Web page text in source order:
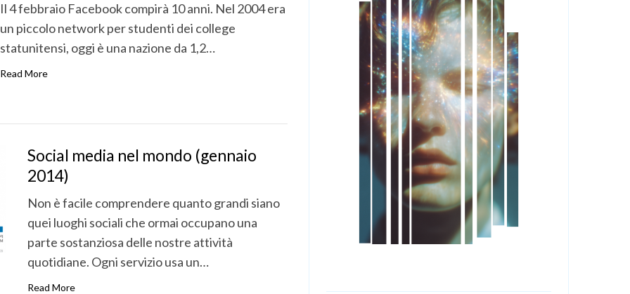
Il 4 febbraio Facebook compirà 10 anni. Nel 2004 era
un piccolo network per studenti dei college
statunitensi, oggi è una nazione da 1,2…
Read More
Social media nel mondo (gennaio
2014)
Non è facile comprendere quanto grandi siano
quei luoghi sociali che ormai occupano una
parte sostanziosa delle nostre attività
quotidiane. Ogni servizio usa un…
Read More